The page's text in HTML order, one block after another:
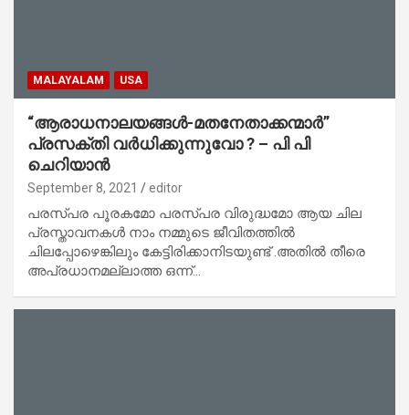
MALAYALAM USA
“ആരാധനാലയങ്ങൾ-മതനേതാക്കന്മാർ”
പ്രസക്തി വർധിക്കുന്നുവോ ? – പി പി
ചെറിയാൻ
September 8, 2021 editor
പരസ്പര പൂരകമോ പരസ്പര വിരുദ്ധമോ ആയ ചില
പ്രസ്താവനകൾ നാം നമ്മുടെ ജീവിതത്തിൽ
ചിലപ്പോഴെങ്കിലും കേട്ടിരിക്കാനിടയുണ്ട് .അതിൽ തീരെ
അപ്രധാനമല്ലാത്ത ഒന്ന്…